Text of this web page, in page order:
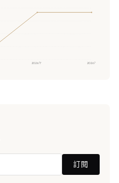
2026/7 2026/7
訂閱